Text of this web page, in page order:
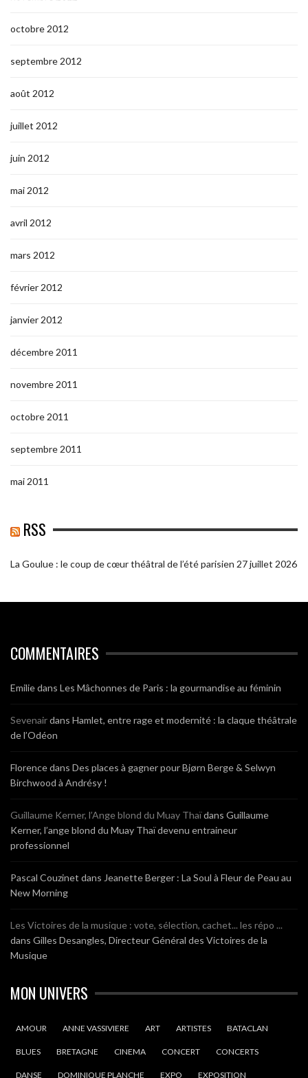
octobre 2012
septembre 2012
août 2012
juillet 2012
juin 2012
mai 2012
avril 2012
mars 2012
février 2012
janvier 2012
décembre 2011
novembre 2011
octobre 2011
septembre 2011
mai 2011
RSS
La Goulue : le coup de cœur théâtral de l’été parisien 27 juillet 2026
COMMENTAIRES
Emiliedans Les Mâchonnes de Paris : la gourmandise au féminin
Sevenairdans Hamlet, entre rage et modernité : la claque théâtrale
de l’Odéon
Florencedans Des places à gagner pour Bjørn Berge & Selwyn
Birchwood à Andrésy !
Guillaume Kerner, l’Ange blond du Muay Thaïdans Guillaume
Kerner, l’ange blond du Muay Thaï devenu entraineur
professionnel
Pascal Couzinet dans Jeanette Berger : La Soul à Fleur de Peau au
New Morning
Les Victoires de la musique : vote, sélection, cachet... les répo ...
dans Gilles Desangles, Directeur Général des Victoires de la
Musique
MON UNIVERS
AMOUR ANNE VASSIVIERE ART ARTISTES BATACLAN
BLUES BRETAGNE CINEMA CONCERT CONCERTS
DANSE DOMINIQUE PLANCHE EXPO EXPOSITION